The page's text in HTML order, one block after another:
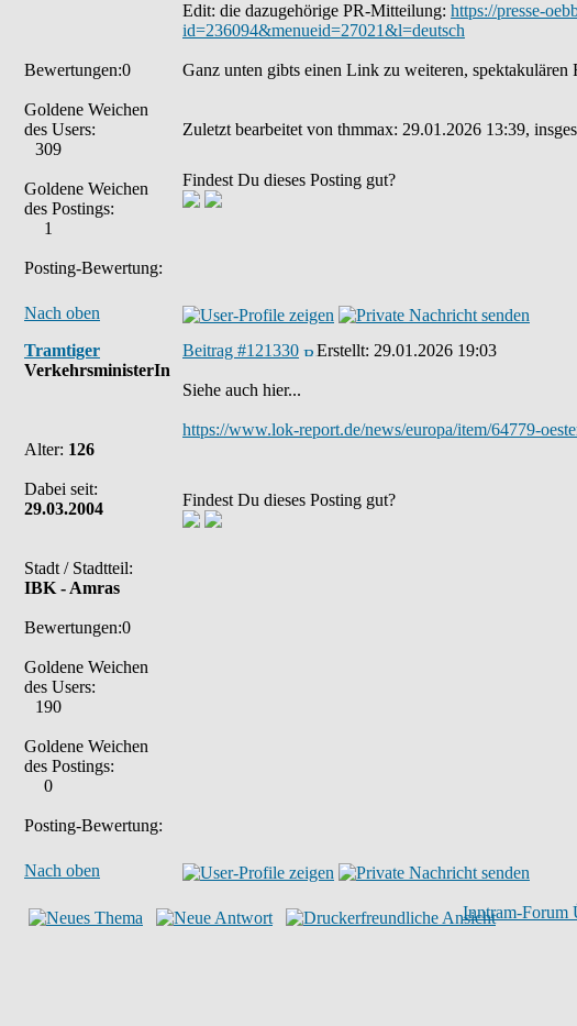
Bewertungen:0
Goldene Weichen
des Users:
309
Goldene Weichen
des Postings:
1
Posting-Bewertung:
Edit: die dazugehörige PR-Mitteilung: https://presse-
id=236094&menueid=27021&l=deutsch
Ganz unten gibts einen Link zu weiteren, spektakulären
Zuletzt bearbeitet von thmmax: 29.01.2026 13:39,
Findest Du dieses Posting gut?
Nach oben
Tramtiger
VerkehrsministerIn
Alter: 126
Dabei seit:
29.03.2004
Stadt / Stadtteil:
IBK - Amras
Bewertungen:0
Goldene Weichen
des Users:
190
Goldene Weichen
des Postings:
0
Posting-Bewertung:
Beitrag #121330 Erstellt: 29.01.2026 19:03
Siehe auch hier...
https://www.lok-report.de/news/europa/item/64779-
Findest Du dieses Posting gut?
Nach oben
Inntram-Forum